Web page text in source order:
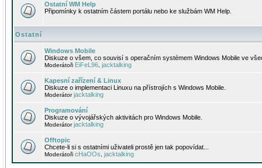
Ostatní WM Help
Připomínky k ostatním částem portálu nebo ke službám WM Help.
Ostatní
Windows Mobile
Diskuze o všem, co souvisí s operačním systémem Windows Mobile ve
Moderátoři EiFeL96 jacktalking
Kapesní zařízení & Linux
Diskuze o implementaci Linuxu na přístrojích s Windows Mobile.
Moderátorjacktalking
Programování
Diskuze o vývojářských aktivitách pro Windows Mobile.
Moderátorjacktalking
Offtopic
Chcete-li si s ostatními uživateli prostě jen tak popovídat...
Moderátoři cHaOOs jacktalking